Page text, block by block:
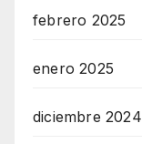
febrero 2025
enero 2025
diciembre 2024